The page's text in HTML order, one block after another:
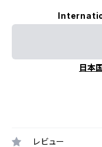
日本
レビュー